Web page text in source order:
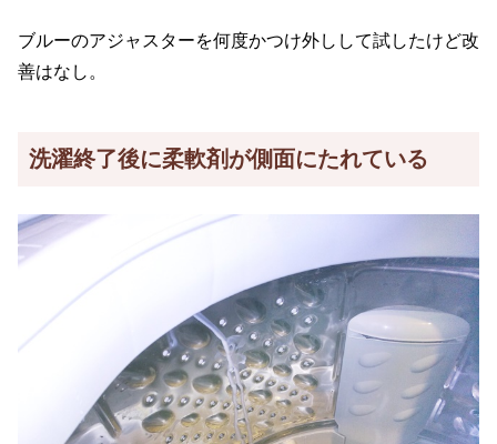
ブルーのアジャスターを何度かつけ外しして試したけど改
善はなし。
洗濯終了後に柔軟剤が側面にたれている